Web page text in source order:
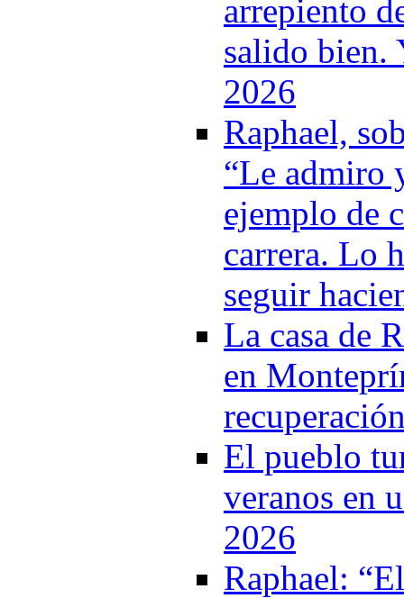
arrepiento
salido bien.
2026
Raphael,
“Le admiro
ejemplo de
carrera. Lo
seguir
La casa de
en
El pueblo
veranos en
2026
Raphael: